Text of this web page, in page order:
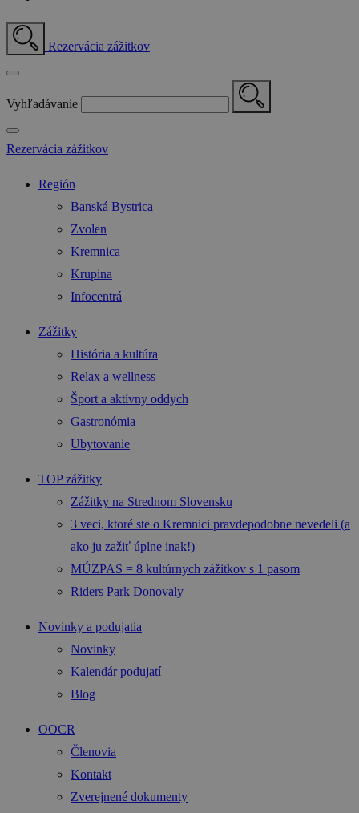
Rezervácia zážitkov
Vyhľadávanie
Rezervácia zážitkov
Región
Banská Bystrica
Zvolen
Kremnica
Krupina
Infocentrá
Zážitky
História a kultúra
Relax a wellness
Šport a aktívny oddych
Gastronómia
Ubytovanie
TOP zážitky
Zážitky na Strednom Slovensku
3 veci, ktoré ste o Kremnici pravdepodobne nevedeli (a
ako ju zažiť úplne inak!)
MÚZPAS = 8 kultúrnych zážitkov s 1 pasom
Riders Park Donovaly
Novinky a podujatia
Novinky
Kalendár podujatí
Blog
OOCR
Členovia
Kontakt
Zverejnené dokumenty